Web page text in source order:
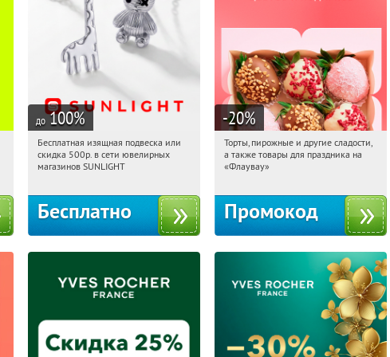
до 100%
14:09:11 Получили:
Россия
Бесплатная изящная подвеска или
скидка 500р. в сети ювелирных
магазинов SUNLIGHT
Бесплатно
-20%
14:09:11 Получили:
Россия
Торты, пирожные и другие сладости,
а также товары для праздника на
«Флаувау»
Промокод